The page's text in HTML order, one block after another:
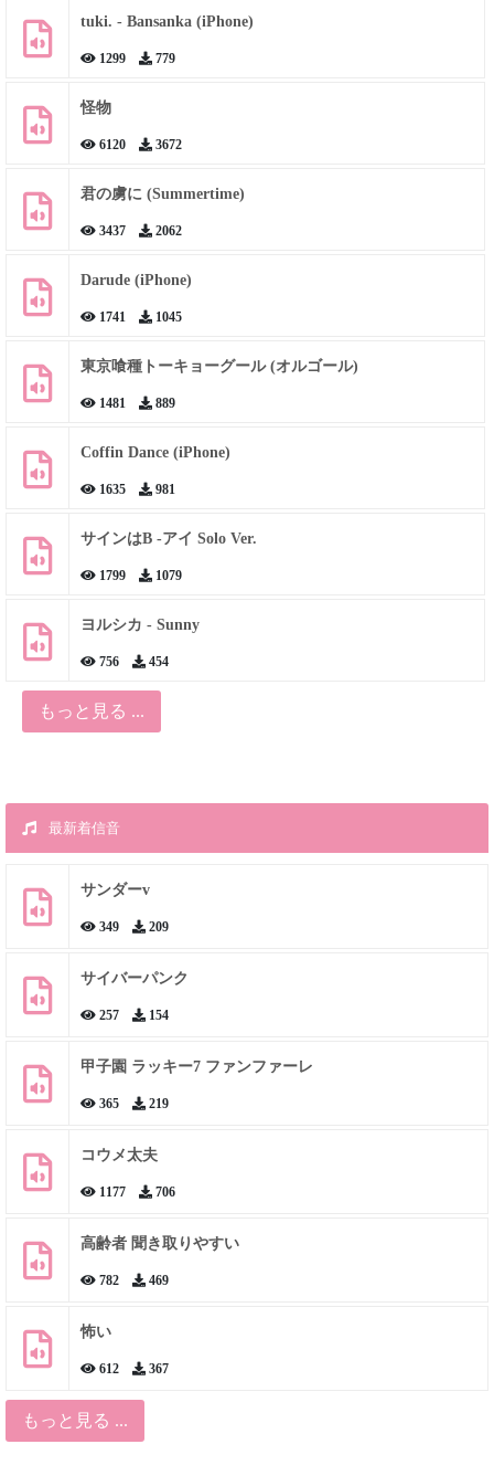
tuki. - Bansanka (iPhone)
1299 779
怪物
6120 3672
君の虜に (Summertime)
3437 2062
Darude (iPhone)
1741 1045
東京喰種トーキョーグール (オルゴール)
1481 889
Coffin Dance (iPhone)
1635 981
サインはB -アイ Solo Ver.
1799 1079
ヨルシカ - Sunny
756 454
もっと見る ...
最新着信音
サンダーv
349 209
サイバーパンク
257 154
甲子園 ラッキー7 ファンファーレ
365 219
コウメ太夫
1177 706
高齢者 聞き取りやすい
782 469
怖い
612 367
もっと見る ...